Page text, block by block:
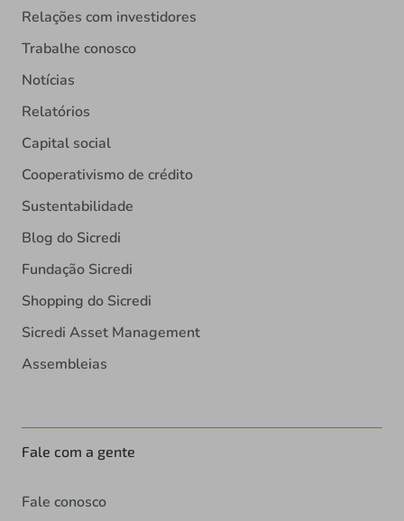
Relações com investidores
Trabalhe conosco
Notícias
Relatórios
Capital social
Cooperativismo de crédito
Sustentabilidade
Blog do Sicredi
Fundação Sicredi
Shopping do Sicredi
Sicredi Asset Management
Assembleias
Fale com a gente
Fale conosco